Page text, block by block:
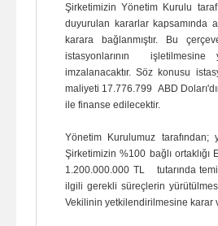
Şirketimizin Yönetim Kurulu
duyurulan kararlar kapsamında
karara bağlanmıştır. Bu
istasyonlarının
imzalanacaktır. Söz konusu
maliyeti 17.776.799 ABD
ile finanse edilecektir.
Yönetim Kurulumuz tarafından;
Şirketimizin %100 bağlı
1.200.000.000 TL tutarında
ilgili gerekli süreçlerin
Vekilinin yetkilendirilmesine karar